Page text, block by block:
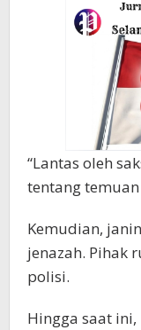
“Lantas oleh
tentang
Kemudian,
jenazah. Pihak
polisi.
Hingga saat